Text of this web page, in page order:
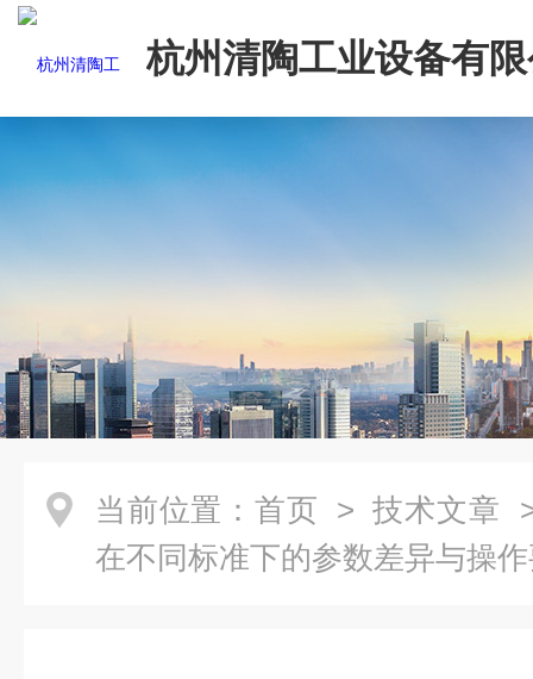
杭州清陶工业设备有
当前位置： 首页 > 技术文章
在不同标准下的参数差异与操